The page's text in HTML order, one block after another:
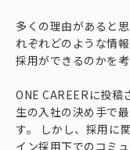
多くの理由があると
れぞれどのような情
採用ができるのかを考
ONE CAREERに投稿
生の入社の決め手で
す。 しかし、採用に
イン採用下でのコミ